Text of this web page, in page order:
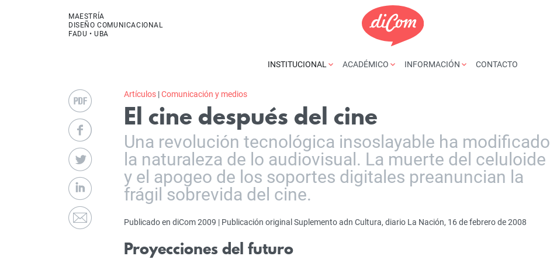
MAESTRÍA
DISEÑO COMUNICACIONAL
FADU • UBA
INSTITUCIONAL ACADÉMICO INFORMACIÓN CONTACTO
Artículos|Comunicación y medios
El cine después del cine
Una revolución tecnológica insoslayable ha modificado
la naturaleza de lo audiovisual. La muerte del celuloide
y el apogeo de los soportes digitales preanuncian la
frágil sobrevida del cine.
Publicado en diCom 2009 | Publicación original Suplemento adn Cultura, diario La Nación, 16 de febrero de 2008
Proyecciones del futuro